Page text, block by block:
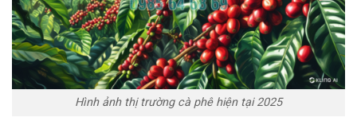
Hình ảnh thị trường cà phê hiện tại 2025